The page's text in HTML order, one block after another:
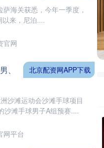
海关获悉，今年一季度，
来，尼泊....
官网
、
沙滩运动会沙滩手球项目
沙滩手球男子A组预赛....
北京配资网APP下载
网平台